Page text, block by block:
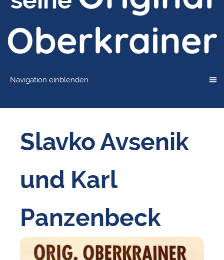
Oberkrainer
Navigation einblenden
Slavko Avsenik
und Karl
Panzenbeck